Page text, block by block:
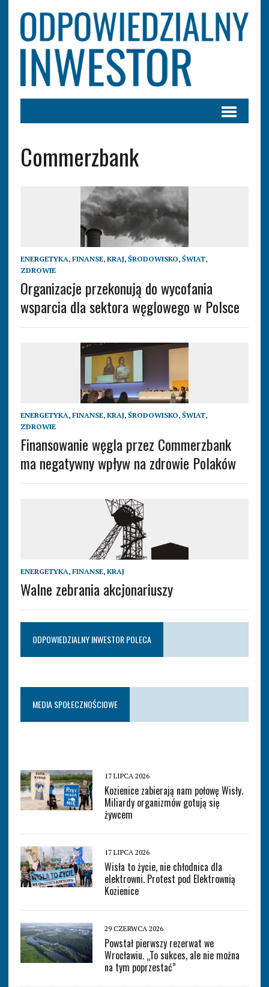
Commerzbank
ENERGETYKA, FINANSE, KRAJ, ŚRODOWISKO, ŚWIAT,
ZDROWIE
Organizacje przekonują do wycofania
wsparcia dla sektora węglowego w Polsce
ENERGETYKA, FINANSE, KRAJ, ŚRODOWISKO, ŚWIAT,
ZDROWIE
Finansowanie węgla przez Commerzbank
ma negatywny wpływ na zdrowie Polaków
ENERGETYKA, FINANSE, KRAJ
Walne zebrania akcjonariuszy
ODPOWIEDZIALNY INWESTOR POLECA
MEDIA SPOŁECZNOŚCIOWE
17 LIPCA 2026
Kozienice zabierają nam połowę Wisły.
Miliardy organizmów gotują się
żywcem
17 LIPCA 2026
Wisła to życie, nie chłodnica dla
elektrowni. Protest pod Elektrownią
Kozienice
29 CZERWCA 2026
Powstał pierwszy rezerwat we
Wrocławiu. „To sukces, ale nie można
na tym poprzestać”